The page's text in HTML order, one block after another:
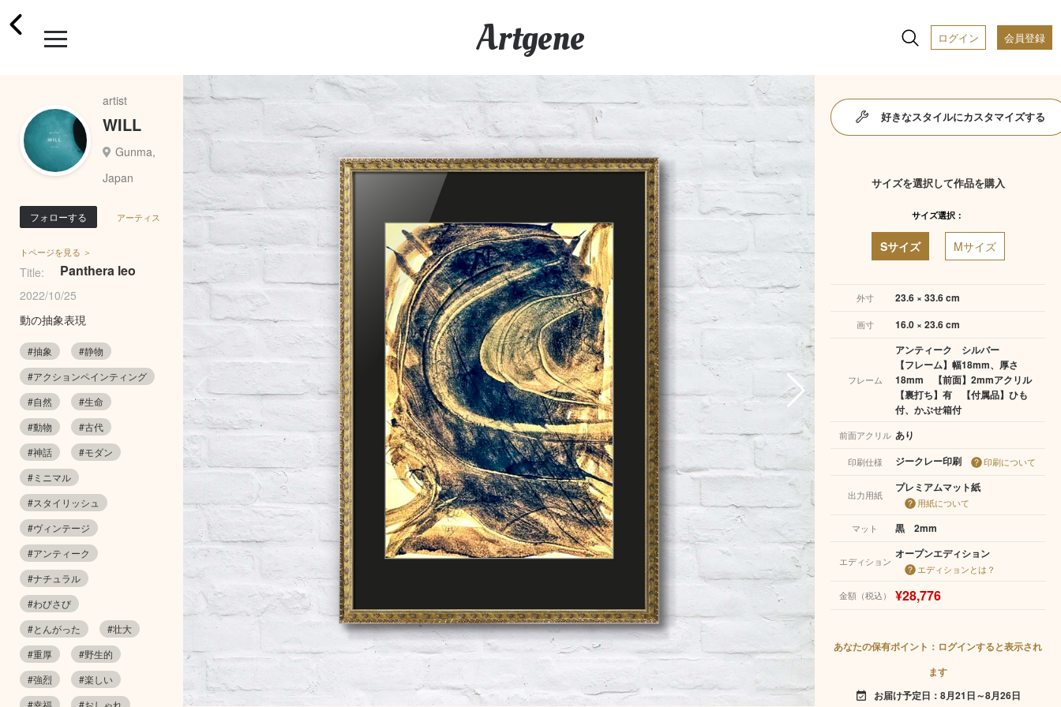
Artgene ログイン 会員登録
artist
WILL
Gunma,
Japan
フォローする アーティス
トページを見る ＞
Title: Panthera leo
2022/10/25
動の抽象表現
#抽象
#静物
#アクションペインティング
#自然
#生命
#動物
#古代
#神話
#モダン
#ミニマル
#スタイリッシュ
#ヴィンテージ
#アンティーク
#ナチュラル
#わびさび
#とんがった
#壮大
#重厚
#野生的
#強烈
#楽しい
#幸福
#おしゃれ
好きなスタイルにカスタマイズする
サイズを選択して作品を購入
サイズ選択：
Sサイズ Mサイズ
外寸 23.6 × 33.6 cm
画寸 16.0 × 23.6 cm
フレーム
アンティーク シルバー
【フレーム】幅18mm、厚さ
18mm 【前面】2mmアクリル
【裏打ち】有 【付属品】ひも
付、かぶせ箱付
前面アクリル あり
印刷仕様 ジークレー印刷 印刷について
出力用紙
プレミアムマット紙
用紙について
マット
黒 2mm
エディション
オープンエディション
エディションとは？
金額（税込） ¥28,776
あなたの保有ポイント：ログインすると表示され
ます
event_available お届け予定日：8月21日～8月26日